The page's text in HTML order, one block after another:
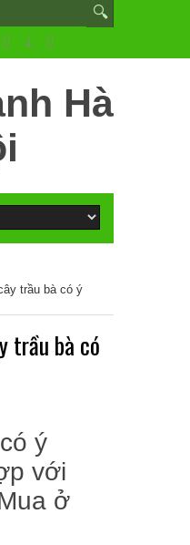
trầu bà có ý
trầu bà có
ý
với
ở